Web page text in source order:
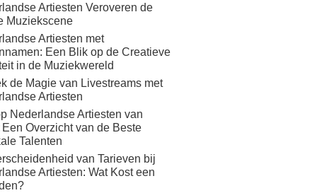
Artiesten Veroveren de
Muziekscene
Artiesten met
Een Blik op de Creatieve
in de Muziekwereld
de Magie van Livestreams met
Artiesten
Nederlandse Artiesten van
Overzicht van de Beste
Talenten
van Tarieven bij
Artiesten: Wat Kost een